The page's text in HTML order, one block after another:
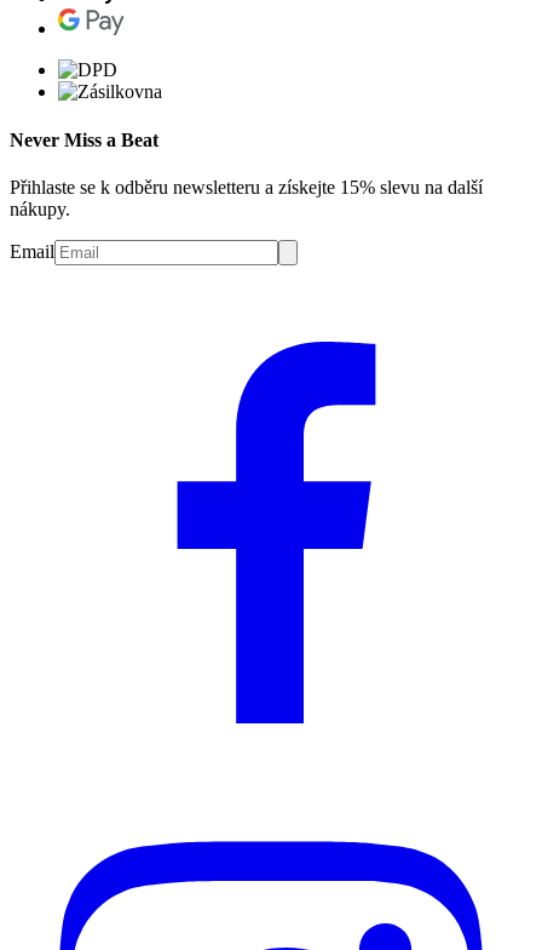
Never Miss a Beat
Přihlaste se k odběru newsletteru a získejte 15% slevu na další
nákupy.
Email